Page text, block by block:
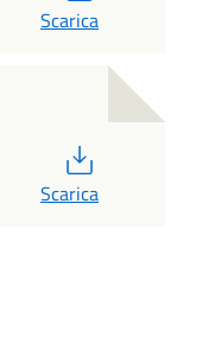
Scarica
Scarica